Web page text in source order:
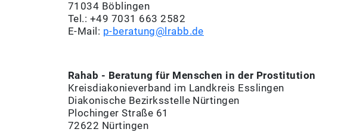
71034 Böblingen
Tel.: +49 7031 663 2582
E-Mail: p-beratung@lrabb.de
Rahab - Beratung für Menschen in der Prostitution
Kreisdiakonieverband im Landkreis Esslingen
Diakonische Bezirksstelle Nürtingen
Plochinger Straße 61
72622 Nürtingen